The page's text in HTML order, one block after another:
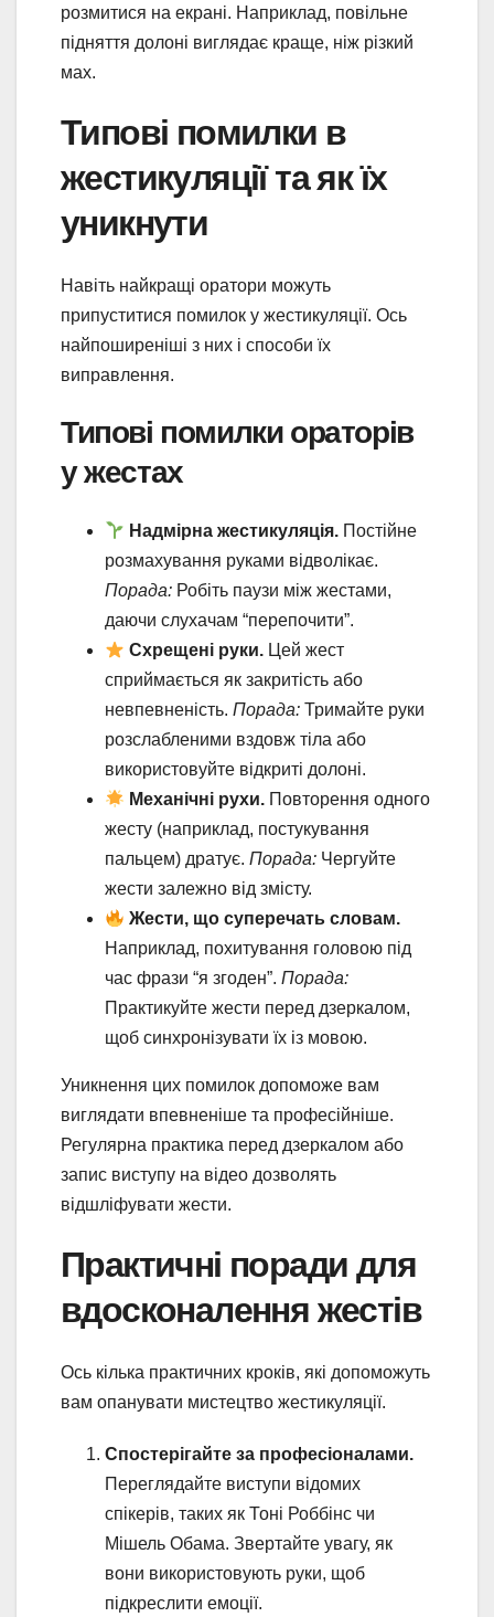
розмитися на екрані. Наприклад, повільне
підняття долоні виглядає краще, ніж різкий
мах.
Типові помилки в
жестикуляції та як їх
уникнути
Навіть найкращі оратори можуть
припуститися помилок у жестикуляції. Ось
найпоширеніші з них і способи їх
виправлення.
Типові помилки ораторів
у жестах
Надмірна жестикуляція. Постійне
розмахування руками відволікає.
Порада: Робіть паузи між жестами,
даючи слухачам “перепочити”.
Схрещені руки. Цей жест
сприймається як закритість або
невпевненість. Порада: Тримайте руки
розслабленими вздовж тіла або
використовуйте відкриті долоні.
Механічні рухи. Повторення одного
жесту (наприклад, постукування
пальцем) дратує. Порада: Чергуйте
жести залежно від змісту.
Жести, що суперечать словам.
Наприклад, похитування головою під
час фрази “я згоден”. Порада:
Практикуйте жести перед дзеркалом,
щоб синхронізувати їх із мовою.
Уникнення цих помилок допоможе вам
виглядати впевненіше та професійніше.
Регулярна практика перед дзеркалом або
запис виступу на відео дозволять
відшліфувати жести.
Практичні поради для
вдосконалення жестів
Ось кілька практичних кроків, які допоможуть
вам опанувати мистецтво жестикуляції.
Спостерігайте за професіоналами.
Переглядайте виступи відомих
спікерів, таких як Тоні Роббінс чи
Мішель Обама. Звертайте увагу, як
вони використовують руки, щоб
підкреслити емоції.